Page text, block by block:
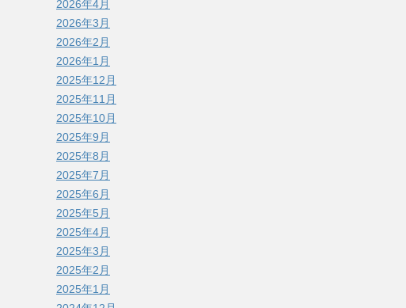
2026年4月
2026年3月
2026年2月
2026年1月
2025年12月
2025年11月
2025年10月
2025年9月
2025年8月
2025年7月
2025年6月
2025年5月
2025年4月
2025年3月
2025年2月
2025年1月